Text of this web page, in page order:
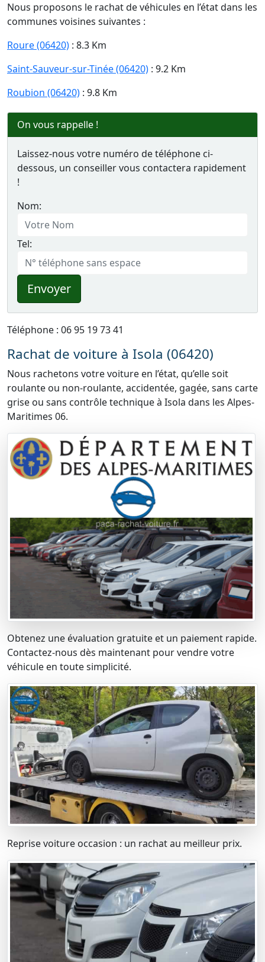
Nous proposons le rachat de véhicules en l’état dans les
communes voisines suivantes :
Roure (06420) : 8.3 Km
Saint-Sauveur-sur-Tinée (06420) : 9.2 Km
Roubion (06420) : 9.8 Km
On vous rappelle !
Laissez-nous votre numéro de téléphone ci-
dessous, un conseiller vous contactera rapidement
!
Nom:
Tel:
Envoyer
Téléphone : 06 95 19 73 41
Rachat de voiture à Isola (06420)
Nous rachetons votre voiture en l’état, qu’elle soit
roulante ou non-roulante, accidentée, gagée, sans carte
grise ou sans contrôle technique à Isola dans les Alpes-
Maritimes 06.
Obtenez une évaluation gratuite et un paiement rapide.
Contactez-nous dès maintenant pour vendre votre
véhicule en toute simplicité.
Reprise voiture occasion : un rachat au meilleur prix.